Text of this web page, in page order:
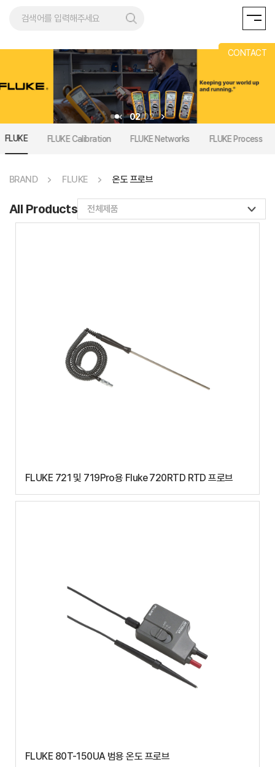
01/02
FLUKE FLUKE Calibration FLUKE Networks FLUKE Process
BRAND FLUKE 온도 프로브
All Products 전체제품
FLUKE 721 및 719Pro용 Fluke 720RTD RTD 프로브
FLUKE 80T-150UA 범용 온도 프로브
CONTACT